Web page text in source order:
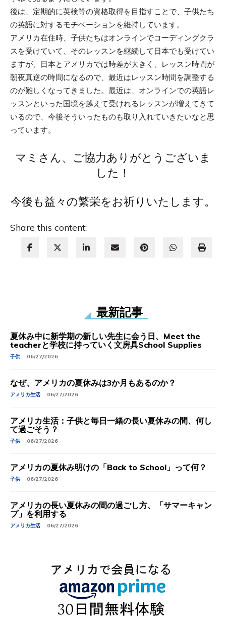
後は、定期的に英検等の資格取得を目指すことで、子供たち
の英語に対するモチベーションを維持しています。
アメリカ在住時、子供たちはオンラインでコーディングクラ
スを受けていて、そのレッスンを継続して日本でも受けてい
ますが、日本とアメリカでは時差が大きく、レッスン時間が
朝夜真逆の時間になるので、最近はレッスン時間を調整する
のが難しくなってきました。最近は、オンラインでの英語レ
ッスンといった国境を越えて受けれるレッスンが増えてきて
いるので、今後そういったものも取り入れていきたいなと思
っています。
マミさん、ご協力ありがとうございま
した！
今後も益々の繁栄をお祈りいたします。
Share this content:
最新記事
夏休み中に新学期の新しい先生に会う日、Meet the
teacherと学校に持っていく文房具School Supplies
子供 06/27/2026
なぜ、アメリカの夏休みは3か月もあるのか？
アメリカ生活 06/27/2026
アメリカ生活：子供と毎日一緒の長い夏休みの間、何し
て過ごそう？
子供 06/27/2026
アメリカの夏休み明けの「Back to School」って何？
子供 06/27/2026
アメリカの長い夏休みの間の過ごし方、「サマーキャン
プ」を利用する
アメリカ生活 06/27/2026